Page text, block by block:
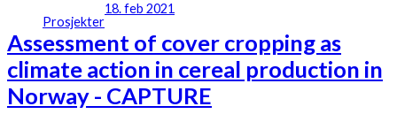
Prosjekter
18. feb 2021
Assessment of cover cropping as
climate action in cereal production in
Norway - CAPTURE